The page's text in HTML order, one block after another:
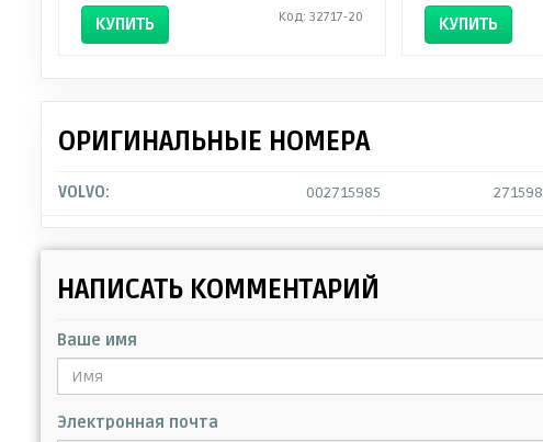
КУПИТЬ Код: 32717-20 КУПИТЬ
ОРИГИНАЛЬНЫЕ НОМЕРА
VOLVO: 002715985 271598
НАПИСАТЬ КОММЕНТАРИЙ
Ваше имя
Электронная почта